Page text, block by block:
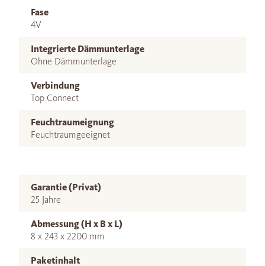
Fase
4V
Integrierte Dämmunterlage
Ohne Dämmunterlage
Verbindung
Top Connect
Feuchtraumeignung
Feuchtraumgeeignet
Garantie (Privat)
25 Jahre
Abmessung (H x B x L)
8 x 243 x 2200 mm
Paketinhalt